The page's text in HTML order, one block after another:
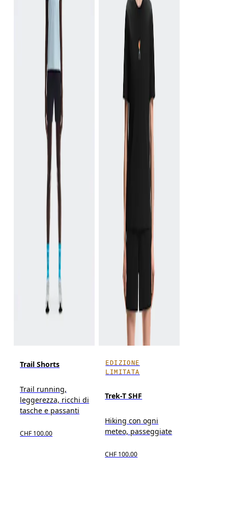
Trail Shorts
Trail running,
leggerezza, ricchi di
tasche e passanti
CHF 100.00
EDIZIONE
LIMITATA
Trek-T SHF
Hiking con ogni
meteo, passeggiate
CHF 100.00